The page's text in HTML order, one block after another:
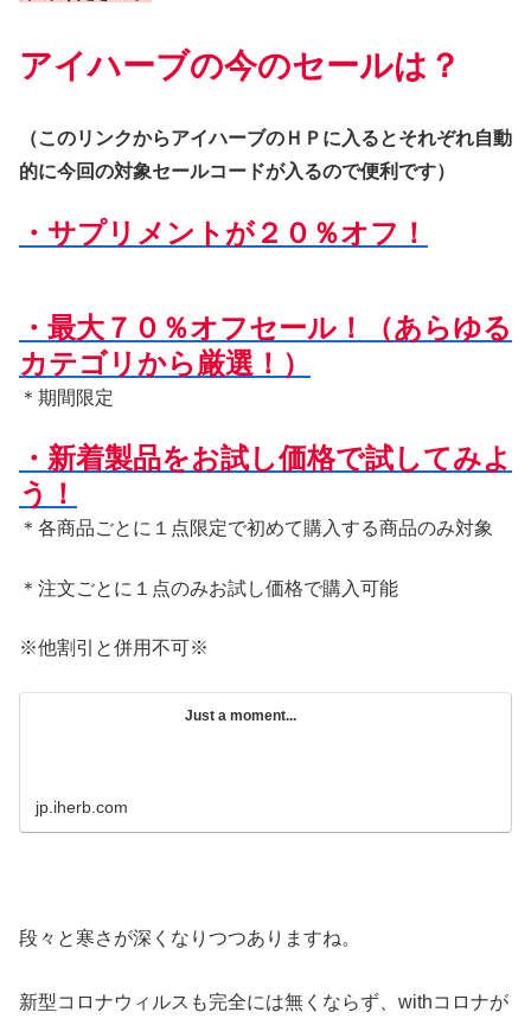
アイハーブの今のセールは？
（このリンクからアイハーブのＨＰに入るとそれぞれ自動
的に今回の対象セールコードが入るので便利です）
・サプリメントが２０％オフ！
・最大７０％オフセール！（あらゆる
カテゴリから厳選！）
＊期間限定
・新着製品をお試し価格で試してみよ
う！
＊各商品ごとに１点限定で初めて購入する商品のみ対象
＊注文ごとに１点のみお試し価格で購入可能
※他割引と併用不可※
Just a moment...
jp.iherb.com
段々と寒さが深くなりつつありますね。
新型コロナウィルスも完全には無くならず、withコロナが